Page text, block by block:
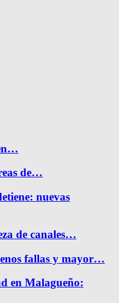
de…
nuevas
de canales…
fallas y mayor…
en Malagueño: